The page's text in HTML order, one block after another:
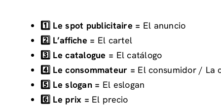
1️⃣ Le spot publicitaire = El anuncio
2️⃣ L’affiche = El cartel
3️⃣ Le catalogue = El catálogo
4️⃣ Le consommateur = El consumidor / La
5️⃣ Le slogan = El eslogan
6️⃣ Le prix = El precio